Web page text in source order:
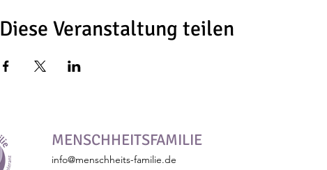
Diese Veranstaltung teilen
MENSCHHEITSFAMILIE
info@menschheits-familie.de